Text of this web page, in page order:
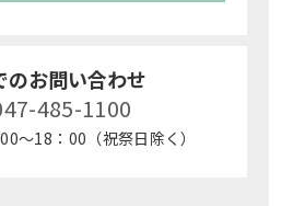
のお問い合わせ
485-1100
～18：00（祝祭日除く）